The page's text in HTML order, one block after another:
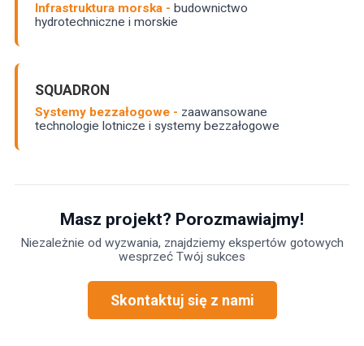
Infrastruktura morska - budownictwo
hydrotechniczne i morskie
SQUADRON
Systemy bezzałogowe - zaawansowane
technologie lotnicze i systemy bezzałogowe
Masz projekt? Porozmawiajmy!
Niezależnie od wyzwania, znajdziemy ekspertów gotowych
wesprzeć Twój sukces
Skontaktuj się z nami